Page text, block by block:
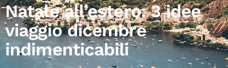
Natale all’estero: 3 idee
viaggio dicembre
indimenticabili